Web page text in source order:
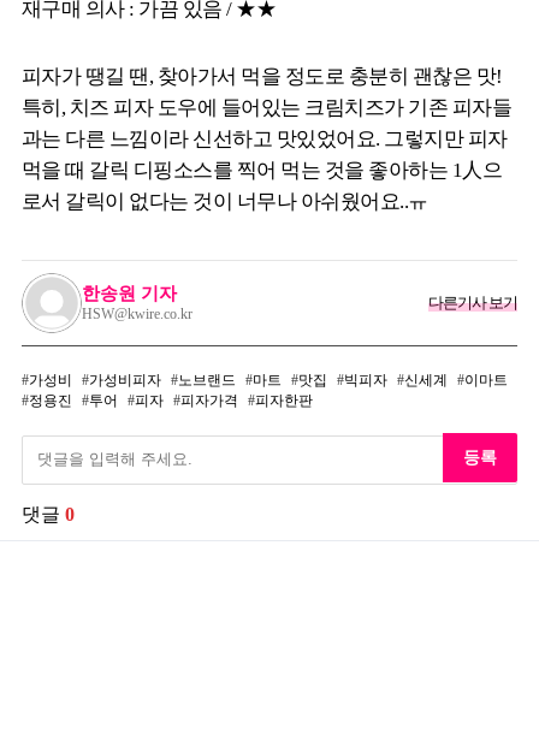
재구매 의사 : 가끔 있음 / ★★
피자가 땡길 땐, 찾아가서 먹을 정도로 충분히 괜찮은 맛!
특히, 치즈 피자 도우에 들어있는 크림치즈가 기존 피자들
과는 다른 느낌이라 신선하고 맛있었어요. 그렇지만 피자
먹을 때 갈릭 디핑소스를 찍어 먹는 것을 좋아하는 1人으
로서 갈릭이 없다는 것이 너무나 아쉬웠어요..ㅠ
한송원 기자
HSW@kwire.co.kr
다른기사 보기
가성비 가성비피자 노브랜드 마트 맛집 빅피자 신세계
이마트
정용진
투어 피자 피자가격 피자한판
등록
댓글 0